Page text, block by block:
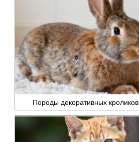
Породы декоративных кроликов